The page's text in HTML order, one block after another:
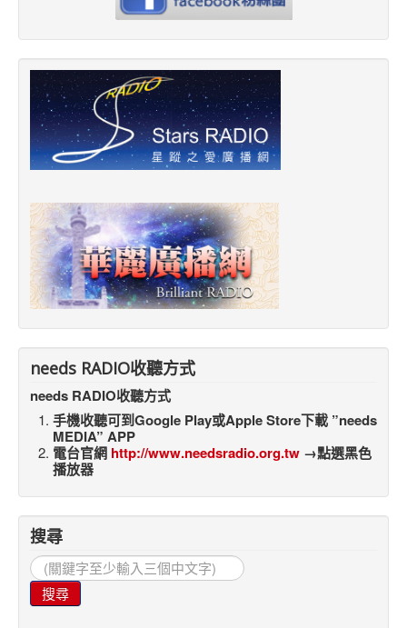
needs RADIO收聽方式
needs RADIO收聽方式
手機收聽可到Google Play或Apple Store下載 ”needs
MEDIA” APP
電台官網 http://www.needsradio.org.tw →點選黑色
播放器
搜尋
搜
尋...
搜尋